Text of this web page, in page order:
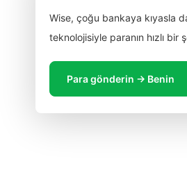
Wise, çoğu bankaya kıyasla
teknolojisiyle paranın hızlı bir
Para gönderin → Benin